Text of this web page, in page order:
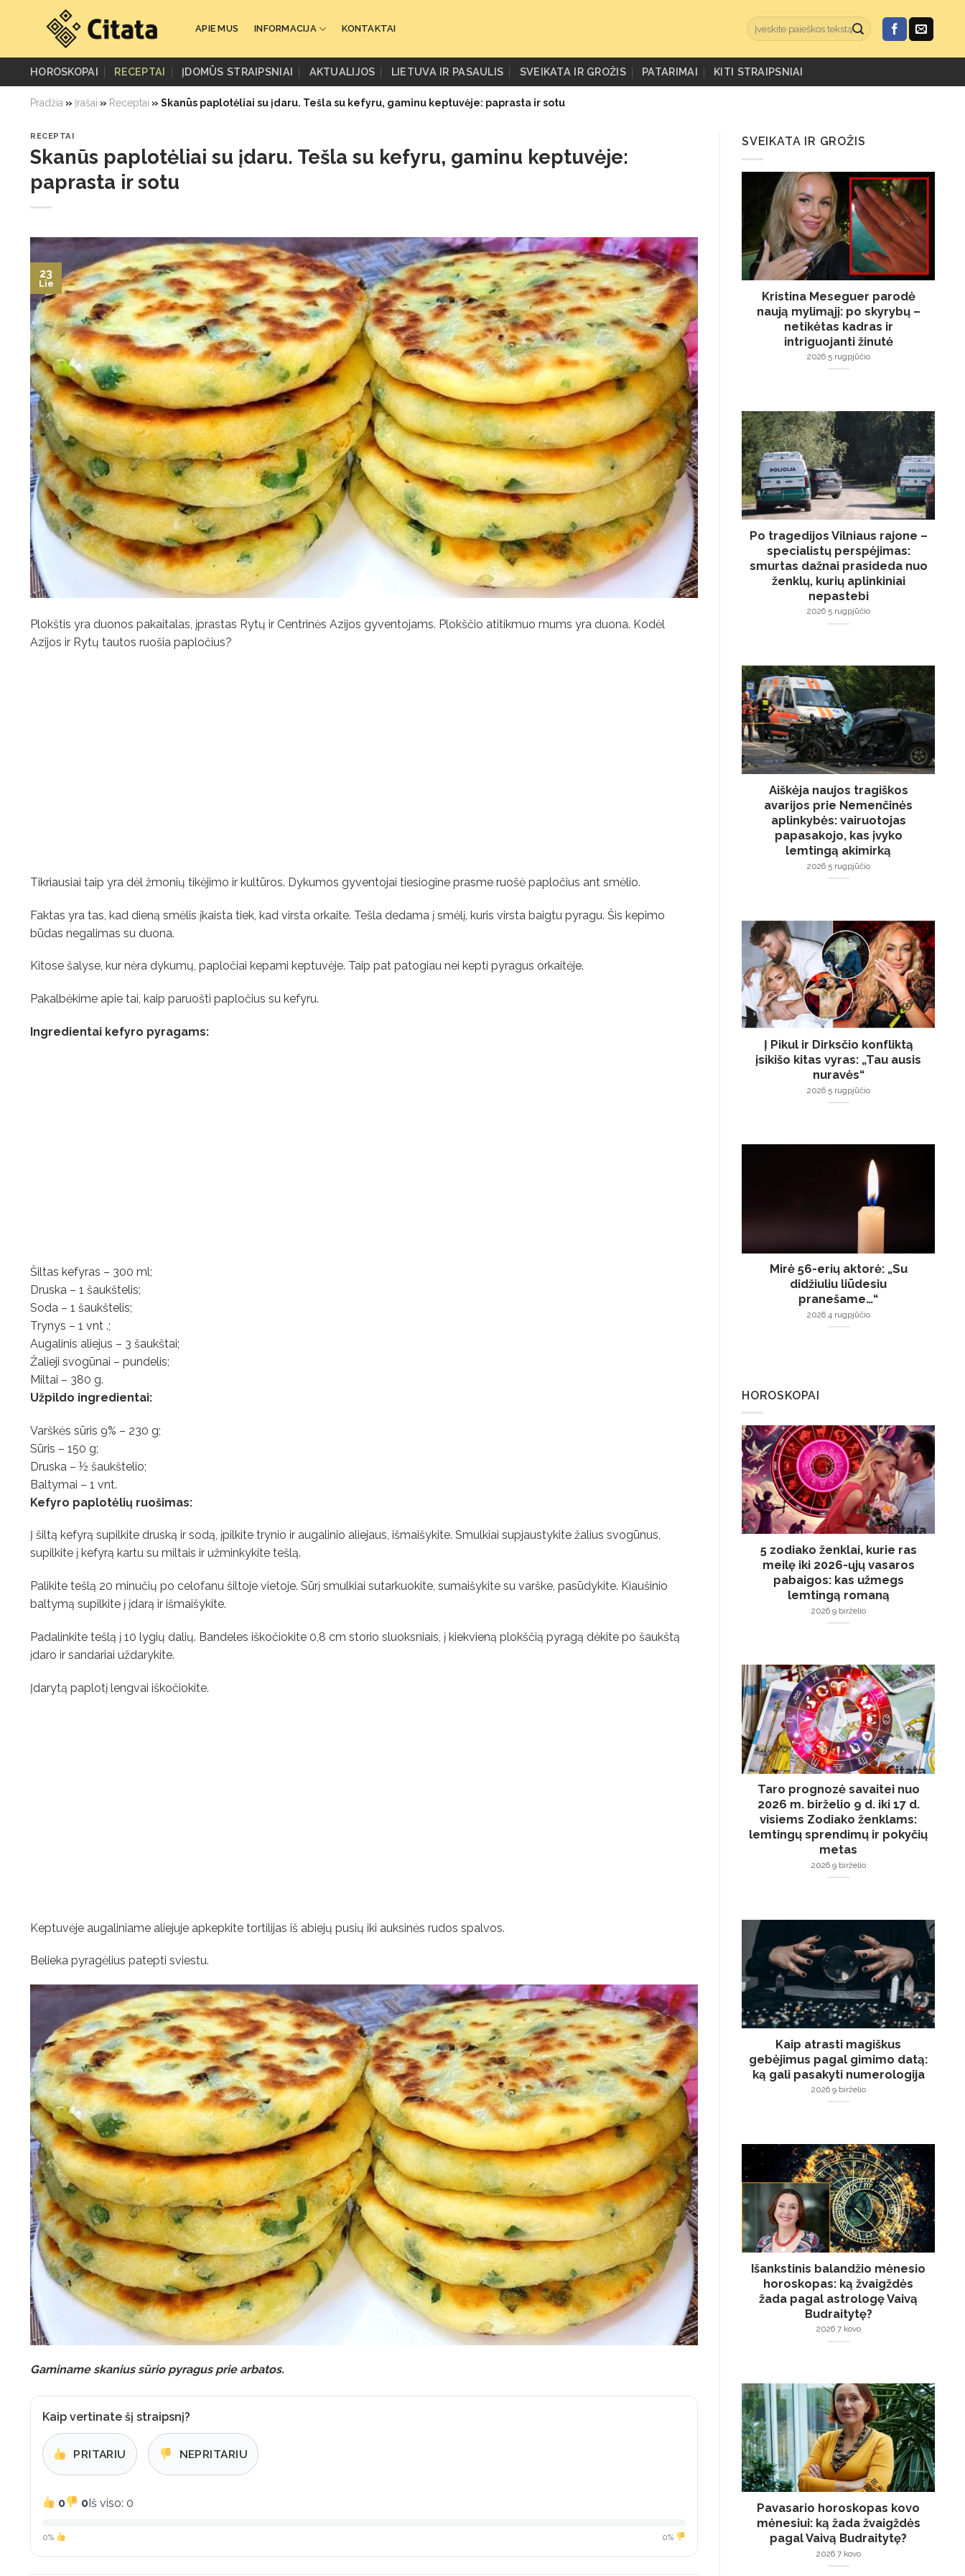
APIE MUS INFORMACIJA KONTAKTAI
HOROSKOPAI RECEPTAI ĮDOMŪS STRAIPSNIAI AKTUALIJOS LIETUVA IR PASAULIS SVEIKATA IR GROŽIS PATARIMAI KITI STRAIPSNIAI
Pradžia » Įrašai » Receptai » Skanūs paplotėliai su įdaru. Tešla su kefyru, gaminu keptuvėje: paprasta ir sotu
RECEPTAI
Skanūs paplotėliai su įdaru. Tešla su kefyru, gaminu keptuvėje:
paprasta ir sotu
23
Lie
Plokštis yra duonos pakaitalas, įprastas Rytų ir Centrinės Azijos gyventojams. Plokščio atitikmuo mums yra duona. Kodėl
Azijos ir Rytų tautos ruošia papločius?
Tikriausiai taip yra dėl žmonių tikėjimo ir kultūros. Dykumos gyventojai tiesiogine prasme ruošė papločius ant smėlio.
Faktas yra tas, kad dieną smėlis įkaista tiek, kad virsta orkaite. Tešla dedama į smėlį, kuris virsta baigtu pyragu. Šis kepimo
būdas negalimas su duona.
Kitose šalyse, kur nėra dykumų, papločiai kepami keptuvėje. Taip pat patogiau nei kepti pyragus orkaitėje.
Pakalbėkime apie tai, kaip paruošti papločius su kefyru.
Ingredientai kefyro pyragams:
Šiltas kefyras – 300 ml;
Druska – 1 šaukštelis;
Soda – 1 šaukštelis;
Trynys – 1 vnt .;
Augalinis aliejus – 3 šaukštai;
Žalieji svogūnai – pundelis;
Miltai – 380 g.
Užpildo ingredientai:
Varškės sūris 9% – 230 g;
Sūris – 150 g;
Druska – ½ šaukštelio;
Baltymai – 1 vnt.
Kefyro paplotėlių ruošimas:
Į šiltą kefyrą supilkite druską ir sodą, įpilkite trynio ir augalinio aliejaus, išmaišykite. Smulkiai supjaustykite žalius svogūnus,
supilkite į kefyrą kartu su miltais ir užminkykite tešlą.
Palikite tešlą 20 minučių po celofanu šiltoje vietoje. Sūrį smulkiai sutarkuokite, sumaišykite su varške, pasūdykite. Kiaušinio
baltymą supilkite į įdarą ir išmaišykite.
Padalinkite tešlą į 10 lygių dalių. Bandeles iškočiokite 0,8 cm storio sluoksniais, į kiekvieną plokščią pyragą dėkite po šaukštą
įdaro ir sandariai uždarykite.
Įdarytą paplotį lengvai iškočiokite.
Keptuvėje augaliniame aliejuje apkepkite tortilijas iš abiejų pusių iki auksinės rudos spalvos.
Belieka pyragėlius patepti sviestu.
Gaminame skanius sūrio pyragus prie arbatos.
Kaip vertinate šį straipsnį?
PRITARIU NEPRITARIU
0 0Iš viso: 0
0% 0%
SVEIKATA IR GROŽIS
Kristina Meseguer parodė
naują mylimąjį: po skyrybų –
netikėtas kadras ir
intriguojanti žinutė
2026 5 rugpjūčio
Po tragedijos Vilniaus rajone –
specialistų perspėjimas:
smurtas dažnai prasideda nuo
ženklų, kurių aplinkiniai
nepastebi
2026 5 rugpjūčio
Aiškėja naujos tragiškos
avarijos prie Nemenčinės
aplinkybės: vairuotojas
papasakojo, kas įvyko
lemtingą akimirką
2026 5 rugpjūčio
Į Pikul ir Dirksčio konfliktą
įsikišo kitas vyras: „Tau ausis
nuravės“
2026 5 rugpjūčio
Mirė 56-erių aktorė: „Su
didžiuliu liūdesiu
pranešame…“
2026 4 rugpjūčio
HOROSKOPAI
5 zodiako ženklai, kurie ras
meilę iki 2026-ųjų vasaros
pabaigos: kas užmegs
lemtingą romaną
2026 9 birželio
Taro prognozė savaitei nuo
2026 m. birželio 9 d. iki 17 d.
visiems Zodiako ženklams:
lemtingų sprendimų ir pokyčių
metas
2026 9 birželio
Kaip atrasti magiškus
gebėjimus pagal gimimo datą:
ką gali pasakyti numerologija
2026 9 birželio
Išankstinis balandžio mėnesio
horoskopas: ką žvaigždės
žada pagal astrologę Vaivą
Budraitytę?
2026 7 kovo
Pavasario horoskopas kovo
mėnesiui: ką žada žvaigždės
pagal Vaivą Budraitytę?
2026 7 kovo